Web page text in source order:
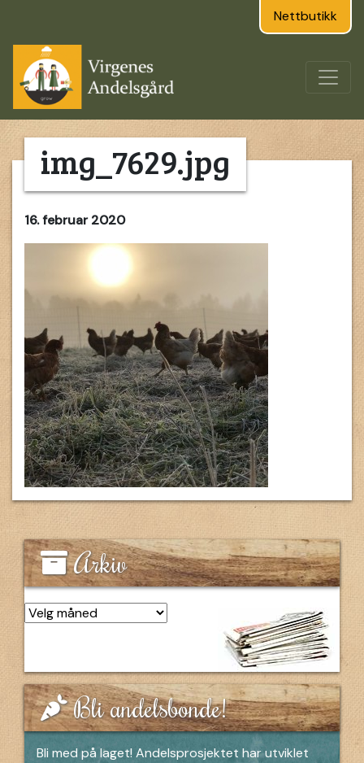
Nettbutikk
img_7629.jpg
16. februar 2020
Arkiv
Bli andelsbonde!
Bli med på laget! Andelsprosjektet har utviklet